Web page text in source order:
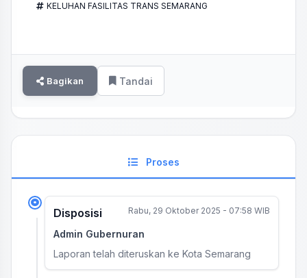
KELUHAN FASILITAS TRANS SEMARANG
Bagikan Tandai
Proses
Disposisi Rabu, 29 Oktober 2025 - 07:58 WIB
Admin Gubernuran
Laporan telah diteruskan ke Kota Semarang